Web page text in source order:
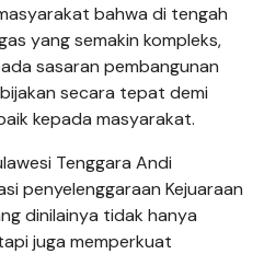
bahwa di tengah
yang semakin kompleks,
sasaran pembangunan
secara tepat demi
kepada masyarakat.
Tenggara Andi
penyelenggaraan Kejuaraan
dinilainya tidak hanya
juga memperkuat